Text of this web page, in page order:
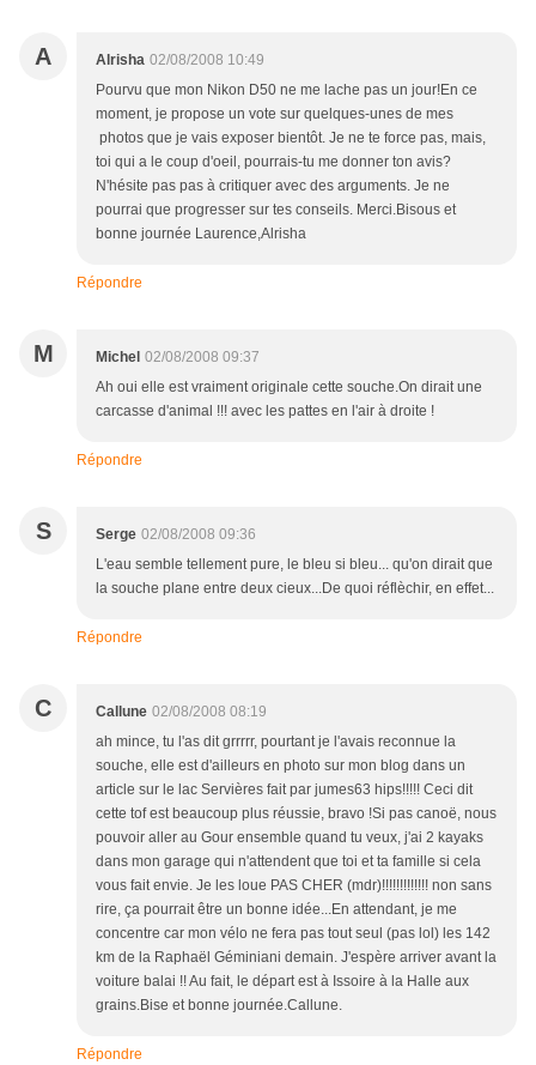
A Alrisha 02/08/2008 10:49
Pourvu que mon Nikon D50 ne me lache pas un jour!En ce
moment, je propose un vote sur quelques-unes de mes
photos que je vais exposer bientôt. Je ne te force pas, mais,
toi qui a le coup d'oeil, pourrais-tu me donner ton avis?
N'hésite pas pas à critiquer avec des arguments. Je ne
pourrai que progresser sur tes conseils. Merci.Bisous et
bonne journée Laurence,Alrisha
Répondre
M Michel 02/08/2008 09:37
Ah oui elle est vraiment originale cette souche.On dirait une
carcasse d'animal !!! avec les pattes en l'air à droite !
Répondre
S Serge 02/08/2008 09:36
L'eau semble tellement pure, le bleu si bleu... qu'on dirait que
la souche plane entre deux cieux...De quoi réflèchir, en effet...
Répondre
C Callune 02/08/2008 08:19
ah mince, tu l'as dit grrrrr, pourtant je l'avais reconnue la
souche, elle est d'ailleurs en photo sur mon blog dans un
article sur le lac Servières fait par jumes63 hips!!!!! Ceci dit
cette tof est beaucoup plus réussie, bravo !Si pas canoë, nous
pouvoir aller au Gour ensemble quand tu veux, j'ai 2 kayaks
dans mon garage qui n'attendent que toi et ta famille si cela
vous fait envie. Je les loue PAS CHER (mdr)!!!!!!!!!!!!! non sans
rire, ça pourrait être un bonne idée...En attendant, je me
concentre car mon vélo ne fera pas tout seul (pas lol) les 142
km de la Raphaël Géminiani demain. J'espère arriver avant la
voiture balai !! Au fait, le départ est à Issoire à la Halle aux
grains.Bise et bonne journée.Callune.
Répondre